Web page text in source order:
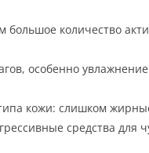
количество
особенно
кожи: слишком
средства для